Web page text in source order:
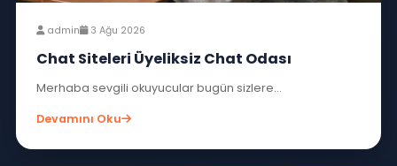
admin 4 Ağu 2026
Chat Odaları Bedava Chat Sitesi
Chat odaları Bedava chat sitesi...